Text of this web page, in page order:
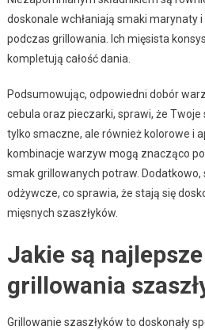
doskonale wchłaniają smaki marynaty
podczas grillowania. Ich mięsista
kompletują całość dania.
Podsumowując, odpowiedni dobór
cebula oraz pieczarki, sprawi, że Twoje
tylko smaczne, ale również kolorowe i
kombinacje warzyw mogą znacząco
smak grillowanych potraw. Dodatkowo,
odżywcze, co sprawia, że stają się
mięsnych szaszłyków.
Jakie są
grillowania
Grillowanie szaszłyków to doskonały